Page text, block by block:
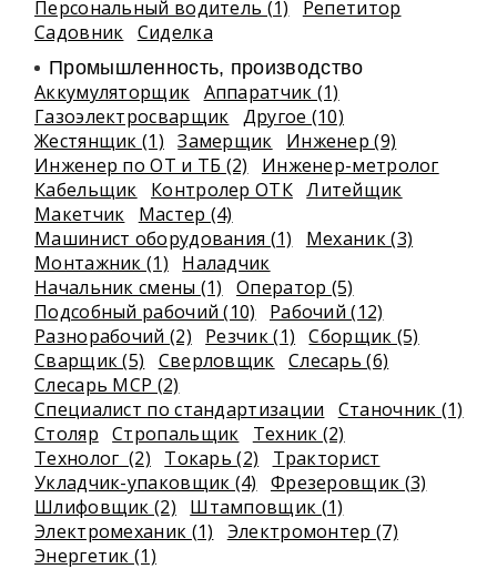
Персональный водитель (1)
Репетитор
Садовник Сиделка
Промышленность, производство
Аккумуляторщик Аппаратчик (1)
Газоэлектросварщик Другое (10)
Жестянщик (1)
Замерщик
Инженер (9)
Инженер по ОТ и ТБ (2)
Инженер-метролог
Кабельщик
Контролер ОТК Литейщик
Макетчик
Мастер (4)
Машинист оборудования (1)
Механик (3)
Монтажник (1)
Наладчик
Начальник смены (1)
Оператор (5)
Подсобный рабочий (10)
Рабочий (12)
Разнорабочий (2)
Резчик (1)
Сборщик (5)
Сварщик (5)
Сверловщик Слесарь (6)
Слесарь МСР (2)
Специалист по стандартизации
Станочник (1)
Столяр Стропальщик
Техник (2)
Технолог (2)
Токарь (2)
Тракторист
Укладчик-упаковщик (4)
Фрезеровщик (3)
Шлифовщик (2)
Штамповщик (1)
Электромеханик (1)
Электромонтер (7)
Энергетик (1)